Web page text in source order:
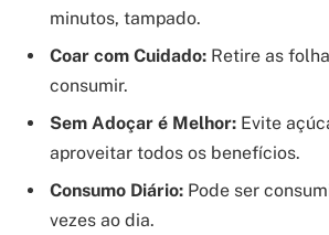
minutos, tampado.
Coar com Cuidado: Retire as
consumir.
Sem Adoçar é Melhor: Evite
aproveitar todos os benefícios.
Consumo Diário: Pode ser
vezes ao dia.